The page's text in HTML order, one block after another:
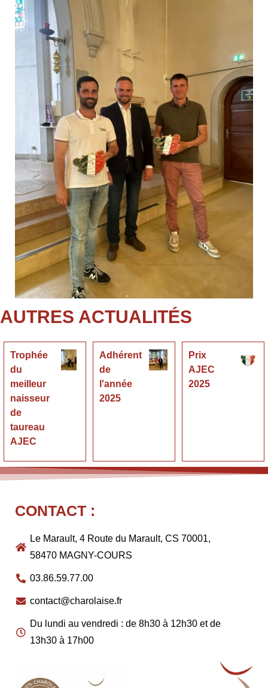
AUTRES ACTUALITÉS
Trophée
du
meilleur
naisseur
de
taureau
AJEC
Adhérent
de
l'année
2025
Prix
AJEC
2025
CONTACT :
Le Marault, 4 Route du Marault, CS 70001,
58470 MAGNY-COURS
03.86.59.77.00
contact@charolaise.fr
Du lundi au vendredi : de 8h30 à 12h30 et de
13h30 à 17h00